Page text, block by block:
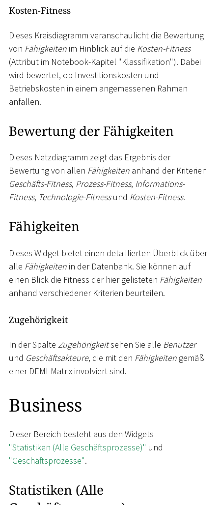
Kosten-Fitness
Dieses Kreisdiagramm veranschaulicht die Bewertung
von Fähigkeiten im Hinblick auf die Kosten-Fitness
(Attribut im Notebook-Kapitel "Klassifikation"). Dabei
wird bewertet, ob Investitionskosten und
Betriebskosten in einem angemessenen Rahmen
anfallen.
Bewertung der Fähigkeiten
Dieses Netzdiagramm zeigt das Ergebnis der
Bewertung von allen Fähigkeiten anhand der Kriterien
Geschäfts-Fitness, Prozess-Fitness, Informations-
Fitness, Technologie-Fitnessund Kosten-Fitness.
Fähigkeiten
Dieses Widget bietet einen detaillierten Überblick über
alle Fähigkeiten in der Datenbank. Sie können auf
einen Blick die Fitness der hier gelisteten Fähigkeiten
anhand verschiedener Kriterien beurteilen.
Zugehörigkeit
In der Spalte Zugehörigkeitsehen Sie alle Benutzer
und Geschäftsakteure, die mit den Fähigkeiten gemäß
einer DEMI-Matrix involviert sind.
Business
Dieser Bereich besteht aus den Widgets
"Statistiken (Alle Geschäftsprozesse)" und
"Geschäftsprozesse".
Statistiken (Alle